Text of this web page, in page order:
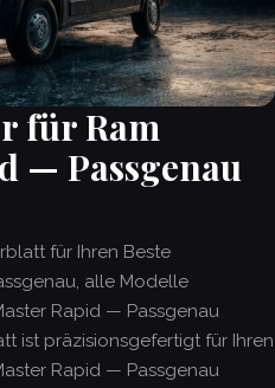
für Ram
— Passgenau
für Ihren Beste
alle Modelle
Rapid — Passgenau
ist präzisionsgefertigt für Ihren
Rapid — Passgenau